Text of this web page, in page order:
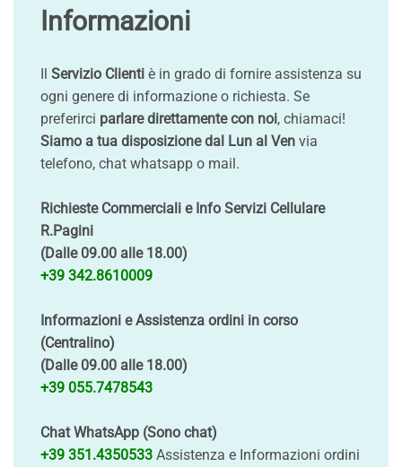
Informazioni
Il Servizio Clienti è in grado di fornire assistenza su
ogni genere di informazione o richiesta. Se
preferirci parlare direttamente con noi, chiamaci!
Siamo a tua disposizione dal Lun al Ven via
telefono, chat whatsapp o mail.
Richieste Commerciali e Info Servizi Cellulare
R.Pagini
(Dalle 09.00 alle 18.00)
+39 342.8610009
Informazioni e Assistenza ordini in corso
(Centralino)
(Dalle 09.00 alle 18.00)
+39 055.7478543
Chat WhatsApp (Sono chat)
+39 351.4350533 Assistenza e Informazioni ordini